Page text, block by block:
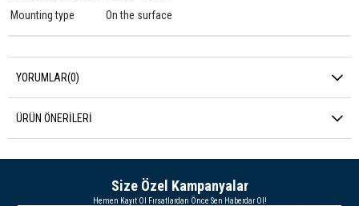
Mounting type
On the surface
YORUMLAR(0)
ÜRÜN ÖNERILERI
Size Özel Kampanyalar
Hemen Kayıt Ol Fırsatlardan Önce Sen Haberdar Ol!